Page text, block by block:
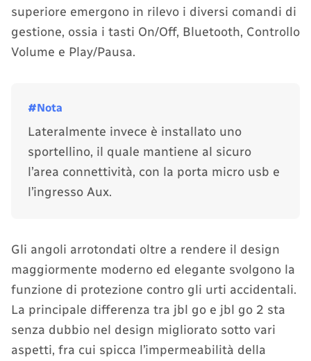
superiore emergono in rilevo i diversi comandi di
gestione, ossia i tasti On/Off, Bluetooth, Controllo
Volume e Play/Pausa.
Lateralmente invece è installato uno
sportellino, il quale mantiene al sicuro
l’area connettività, con la porta micro usb e
l’ingresso Aux.
Gli angoli arrotondati oltre a rendere il design
maggiormente moderno ed elegante svolgono la
funzione di protezione contro gli urti accidentali.
La principale differenza tra jbl go e jbl go 2 sta
senza dubbio nel design migliorato sotto vari
aspetti, fra cui spicca l’impermeabilità della